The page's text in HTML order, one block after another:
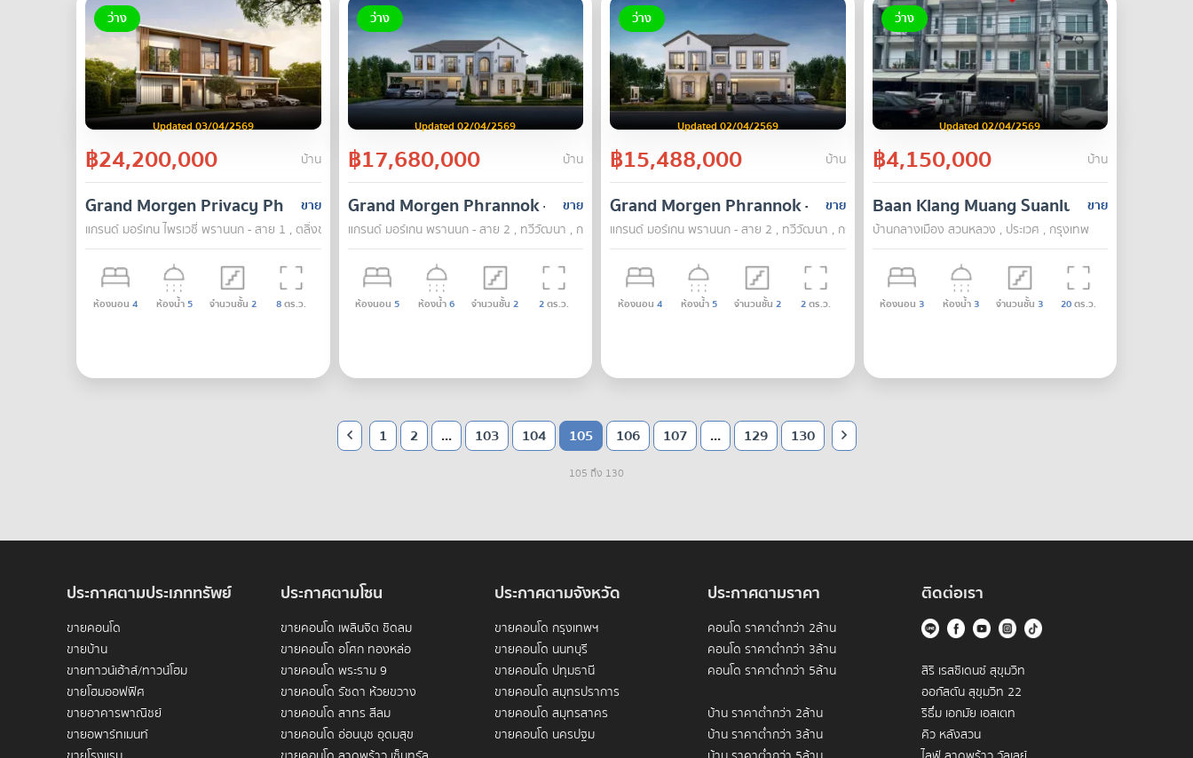
ว่าง
Updated 03/04/2569
฿24,200,000 บ้าน
ขาย
Grand Morgen Privacy Phrannok - Sai 1
แกรนด์ มอร์เกน ไพรเวซี่ พรานนก - สาย 1 , ตลิ่งชัน , กรุงเทพ
ห้องนอน 4 ห้องน้ำ5 จำนวนชั้น 2 8ตร.ว.
ว่าง
Updated 02/04/2569
฿17,680,000 บ้าน
ขาย
Grand Morgen Phrannok - Sai 2
แกรนด์ มอร์เกน พรานนก - สาย 2 , ทวีวัฒนา , กรุงเทพ
ห้องนอน 5 ห้องน้ำ6 จำนวนชั้น 2 2ตร.ว.
ว่าง
Updated 02/04/2569
฿15,488,000 บ้าน
ขาย
Grand Morgen Phrannok - Sai 2
แกรนด์ มอร์เกน พรานนก - สาย 2 , ทวีวัฒนา , กรุงเทพ
ห้องนอน 4 ห้องน้ำ5 จำนวนชั้น 2 2ตร.ว.
ว่าง
Updated 02/04/2569
฿4,150,000 บ้าน
ขาย
Baan Klang Muang Suanluang
บ้านกลางเมือง สวนหลวง , ประเวศ , กรุงเทพ
ห้องนอน 3 ห้องน้ำ3 จำนวนชั้น 3 20ตร.ว.
1 2 ... 103 104 105 106 107 ... 129 130
105 ถึง 130
ประกาศตามประเภททรัพย์
ขายคอนโด
ขายบ้าน
ขายทาวน์เฮ้าส์/ทาวน์โฮม
ขายโฮมออฟฟิศ
ขายอาคารพาณิชย์
ขายอพาร์ทเมนท์
ประกาศตามโซน
ขายคอนโด เพลินจิต ชิดลม
ขายคอนโด อโศก ทองหล่อ
ขายคอนโด พระราม 9
ขายคอนโด รัชดา ห้วยขวาง
ขายคอนโด สาทร สีลม
ขายคอนโด อ่อนนุช อุดมสุข
ประกาศตามจังหวัด
ขายคอนโด กรุงเทพฯ
ขายคอนโด นนทบุรี
ขายคอนโด ปทุมธานี
ขายคอนโด สมุทรปราการ
ขายคอนโด สมุทรสาคร
ขายคอนโด นครปฐม
ประกาศตามราคา
คอนโด ราคาต่ำกว่า 2ล้าน
คอนโด ราคาต่ำกว่า 3ล้าน
คอนโด ราคาต่ำกว่า 5ล้าน
บ้าน ราคาต่ำกว่า 2ล้าน
บ้าน ราคาต่ำกว่า 3ล้าน
ติดต่อเรา
สิริ เรสซิเดนซ์ สุขุมวิท
ออกัสตัน สุขุมวิท 22
ริธึ่ม เอกมัย เอสเตท
คิว หลังสวน